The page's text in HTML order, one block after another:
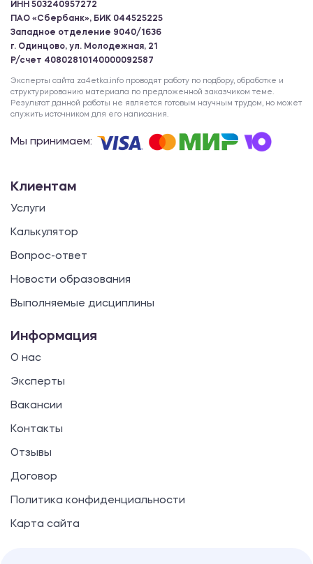
ИНН 503240957272
ПАО «Сбербанк», БИК 044525225
Западное отделение 9040/1636
г. Одинцово, ул. Молодежная, 21
Р/счет 40802810140000092587
Эксперты сайта za4etka.info проводят работу по подбору, обработке и
структурированию материала по предложенной заказчиком теме.
Результат данной работы не является готовым научным трудом, но может
служить источником для его написания.
Мы принимаем:
Клиентам
Услуги
Калькулятор
Вопрос-ответ
Новости образования
Выполняемые дисциплины
Информация
О нас
Эксперты
Вакансии
Контакты
Отзывы
Договор
Политика конфиденциальности
Карта сайта